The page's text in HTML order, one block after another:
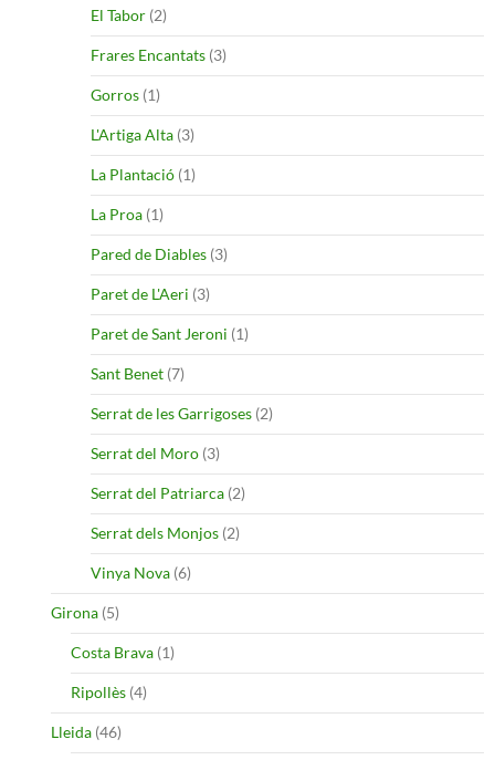
El Tabor (2)
Frares Encantats (3)
Gorros (1)
L'Artiga Alta (3)
La Plantació (1)
La Proa (1)
Pared de Diables (3)
Paret de L'Aeri (3)
Paret de Sant Jeroni (1)
Sant Benet (7)
Serrat de les Garrigoses (2)
Serrat del Moro (3)
Serrat del Patriarca (2)
Serrat dels Monjos (2)
Vinya Nova (6)
Girona (5)
Costa Brava (1)
Ripollès (4)
Lleida (46)